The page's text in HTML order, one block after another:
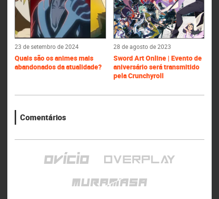
23 de setembro de 2024
Quais são os animes mais
abandonados da atualidade?
28 de agosto de 2023
Sword Art Online | Evento de
aniversário será transmitido
pela Crunchyroll
Comentários